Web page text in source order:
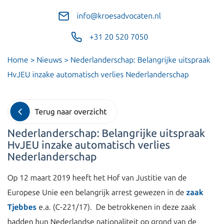
info@kroesadvocaten.nl
+31 20 520 7050
Home > Nieuws > Nederlanderschap: Belangrijke uitspraak
HvJEU inzake automatisch verlies Nederlanderschap
Terug naar overzicht
Nederlanderschap: Belangrijke uitspraak
HvJEU inzake automatisch verlies
Nederlanderschap
Op 12 maart 2019 heeft het Hof van Justitie van de
Europese Unie een belangrijk arrest gewezen in de zaak
Tjebbes e.a. (C-221/17). De betrokkenen in deze zaak
hadden hun Nederlandse nationaliteit op grond van de